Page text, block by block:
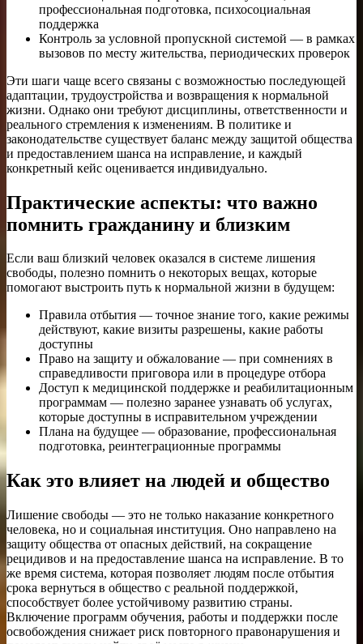
профессиональная подготовка, психосоциальная
поддержка
Контроль за условной пропускной системой — в рамках
вызовов по месту жительства, периодических проверок
Эти шаги чаще всего связаны с возможностью последующей
адаптации, трудоустройства и возвращения к нормальной
жизни. Однако они требуют дисциплины, ответственности и
реального стремления к изменениям. В политике и
законодательстве существует баланс между защитой общества
и предоставлением шанса на исправление, и каждый
конкретный кейс оценивается индивидуально.
Практические аспекты: что важно
помнить гражданину и близким
Если ваш близкий человек оказался в системе лишения
свободы, полезно помнить о некоторых вещах, которые
помогают выстроить путь к нормальной жизни в будущем:
Правила отбытия — точное знание того, какие режимы
действуют, какие визиты разрешены, какие работы
доступны
Право на защиту и обжалование — при сомнениях в
справедливости приговора или в процедуре отбора
Доступ к медицинской поддержке и реабилитационным
программам — полезно заранее узнавать об услугах,
которые доступны в исправительном учреждении
Плана на будущее — образование, профессиональная
подготовка, реинтеграционные программы
Как это влияет на людей и общество
Лишение свободы — это не только наказание конкретного
человека, но и социальная институция. Оно направлено на
защиту общества от опасных действий, на сокращение
рецидивов и на предоставление шанса на исправление. В то
же время система, которая позволяет людям после отбытия
срока вернуться в общество с реальной поддержкой,
способствует более устойчивому развитию страны.
Включение программ обучения, работы и поддержки после
освобождения снижает риск повторного правонарушения и